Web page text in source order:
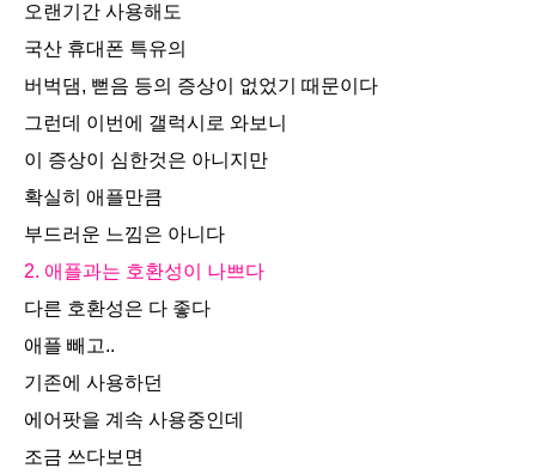
오랜기간 사용해도
국산 휴대폰 특유의
버벅댐, 뻗음 등의 증상이 없었기 때문이다
그런데 이번에 갤럭시로 와보니
이 증상이 심한것은 아니지만
확실히 애플만큼
부드러운 느낌은 아니다
2. 애플과는 호환성이 나쁘다
다른 호환성은 다 좋다
애플 빼고..
기존에 사용하던
에어팟을 계속 사용중인데
조금 쓰다보면